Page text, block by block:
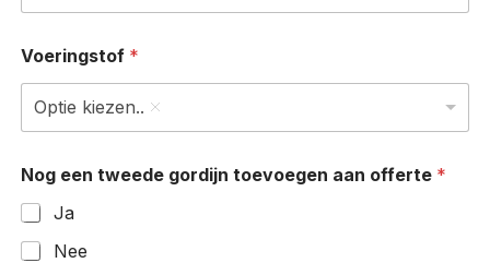
Voeringstof *
Optie kiezen..
Nog een tweede gordijn toevoegen aan offerte *
Ja
Nee